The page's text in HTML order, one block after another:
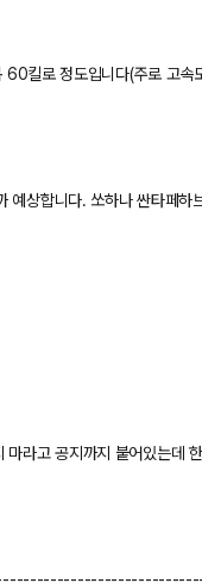
출시일은 23년부터 주행테스트를 하고 23년 말이나, 24년 초
.